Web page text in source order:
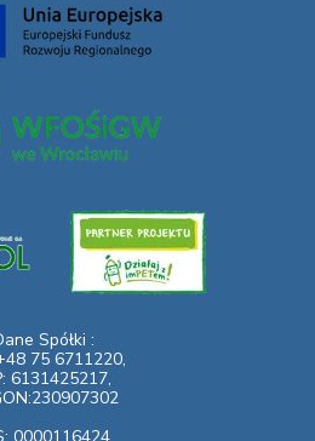
Spółki :
75 6711220,
6131425217,